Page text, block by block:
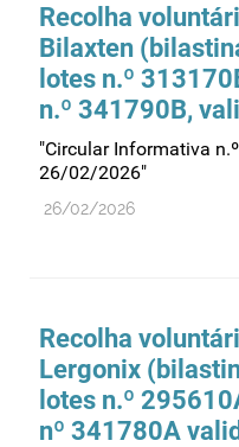
Recolha
Bilaxten
lotes n.º
n.º 341790B,
"Circular Informativa
26/02/2026"
26/02/2026
Recolha
Lergonix
lotes n.º
nº 341780A